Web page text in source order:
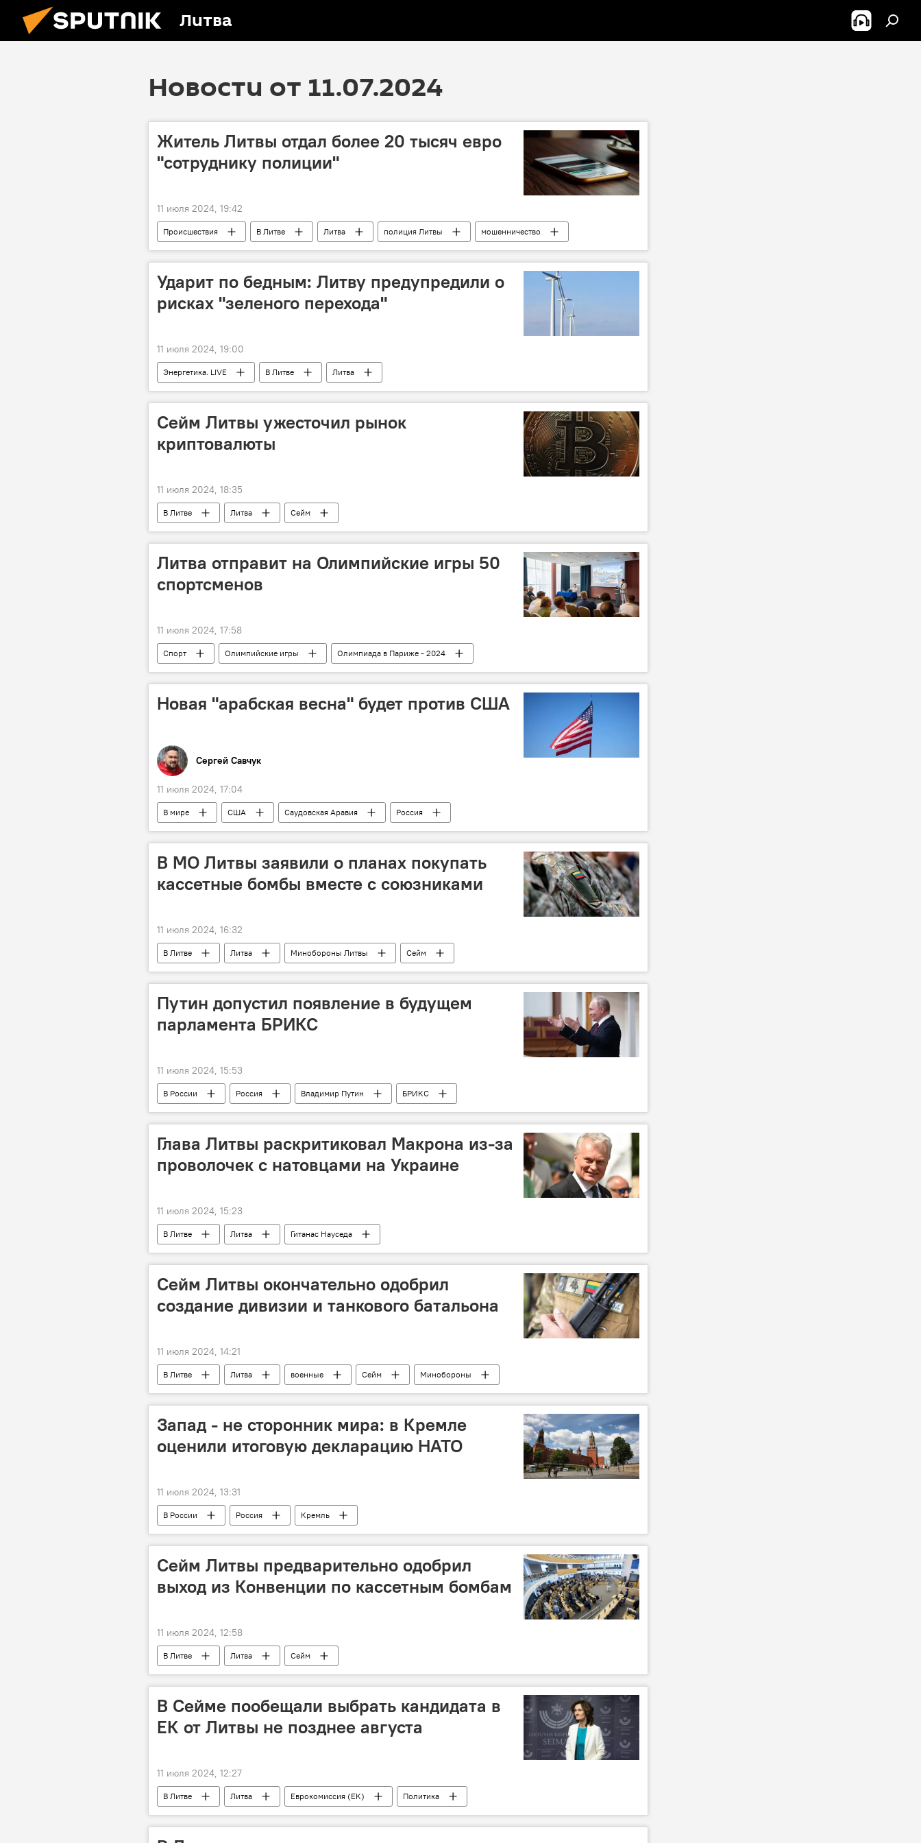
Литва
Новости от 11.07.2024
Житель Литвы отдал более 20 тысяч евро
"сотруднику полиции"
11 июля 2024, 19:42
Происшествия В Литве Литва полиция Литвы мошенничество
Ударит по бедным: Литву предупредили о
рисках "зеленого перехода"
11 июля 2024, 19:00
Энергетика. LIVE В Литве Литва
Сейм Литвы ужесточил рынок
криптовалюты
11 июля 2024, 18:35
В Литве Литва Сейм
Литва отправит на Олимпийские игры 50
спортсменов
11 июля 2024, 17:58
Спорт Олимпийские игры Олимпиада в Париже - 2024
Новая "арабская весна" будет против США
Сергей Савчук
11 июля 2024, 17:04
В мире США Саудовская Аравия Россия
В МО Литвы заявили о планах покупать
кассетные бомбы вместе с союзниками
11 июля 2024, 16:32
В Литве Литва Минобороны Литвы Сейм
Путин допустил появление в будущем
парламента БРИКС
11 июля 2024, 15:53
В России Россия Владимир Путин БРИКС
Глава Литвы раскритиковал Макрона из-за
проволочек с натовцами на Украине
11 июля 2024, 15:23
В Литве Литва Гитанас Науседа
Сейм Литвы окончательно одобрил
создание дивизии и танкового батальона
11 июля 2024, 14:21
В Литве Литва военные Сейм Минобороны
Запад - не сторонник мира: в Кремле
оценили итоговую декларацию НАТО
11 июля 2024, 13:31
В России Россия Кремль
Сейм Литвы предварительно одобрил
выход из Конвенции по кассетным бомбам
11 июля 2024, 12:58
В Литве Литва Сейм
В Сейме пообещали выбрать кандидата в
ЕК от Литвы не позднее августа
11 июля 2024, 12:27
В Литве Литва Еврокомиссия (ЕК) Политика